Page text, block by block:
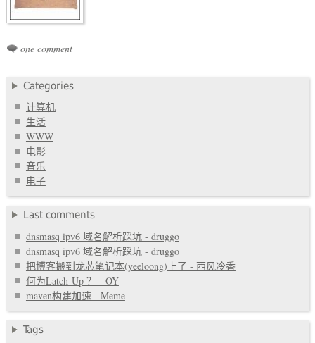
one comment
Categories
计算机
生活
WWW
电影
音乐
电子
Last comments
dnsmasq ipv6 域名解析踩坑 - druggo
dnsmasq ipv6 域名解析踩坑 - druggo
把博客搬到龙芯笔记本(yeeloong)上了 - 西风冷香
何为Latch-Up ？ - OY
maven构建加速 - Meme
Tags